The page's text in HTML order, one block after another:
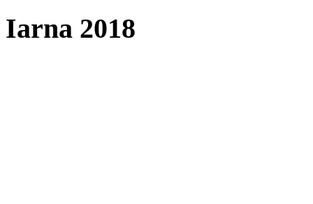
Iarna 2018